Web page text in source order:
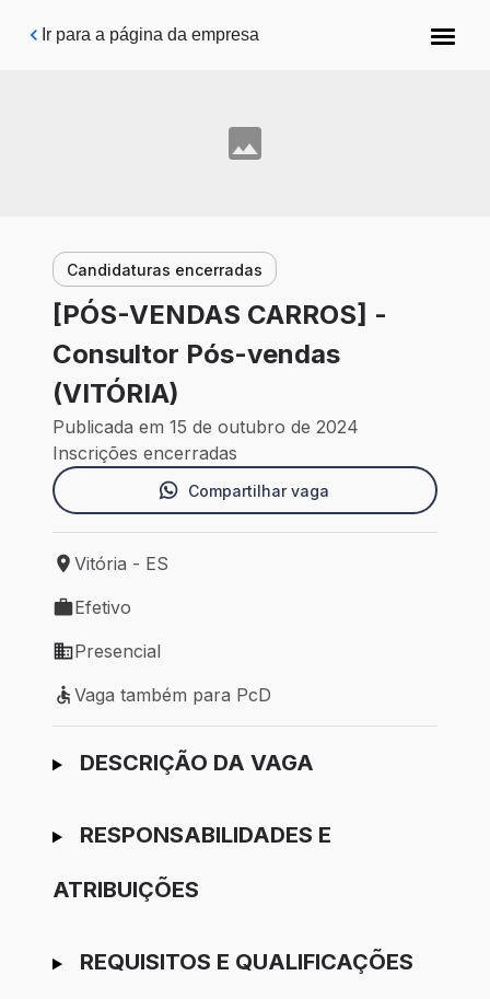
Pular para o conteúdo principal
Ir para a página da empresa
Candidaturas encerradas
[PÓS-VENDAS CARROS] -
Consultor Pós-vendas
(VITÓRIA)
Publicada em 15 de outubro de 2024
Inscrições encerradas
Compartilhar vaga
Local de trabalho: Vitória - ES
Vitória - ES
Tipo de vaga: Efetivo
Efetivo
Modelo de trabalho: Presencial
Presencial
Vaga também para PcD
Vaga também para PcD
Ir para candidatura
DESCRIÇÃO DA VAGA
RESPONSABILIDADES E
ATRIBUIÇÕES
REQUISITOS E QUALIFICAÇÕES